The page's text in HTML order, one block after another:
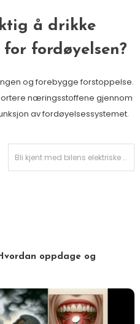
å drikke
fordøyelsen?
og forebygge forstoppelse.
næringsstoffene gjennom
av fordøyelsessystemet.
Bli kjent med bilens elektriske system
oppdage og